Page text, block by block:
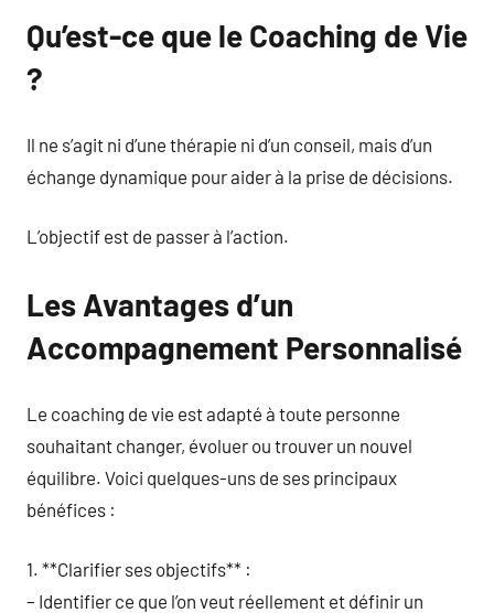
Qu’est-ce que le Coaching de Vie
?
Il ne s’agit ni d’une thérapie ni d’un conseil, mais d’un
échange dynamique pour aider à la prise de décisions.
L’objectif est de passer à l’action.
Les Avantages d’un
Accompagnement Personnalisé
Le coaching de vie est adapté à toute personne
souhaitant changer, évoluer ou trouver un nouvel
équilibre. Voici quelques-uns de ses principaux
bénéfices :
1. **Clarifier ses objectifs** :
– Identifier ce que l’on veut réellement et définir un